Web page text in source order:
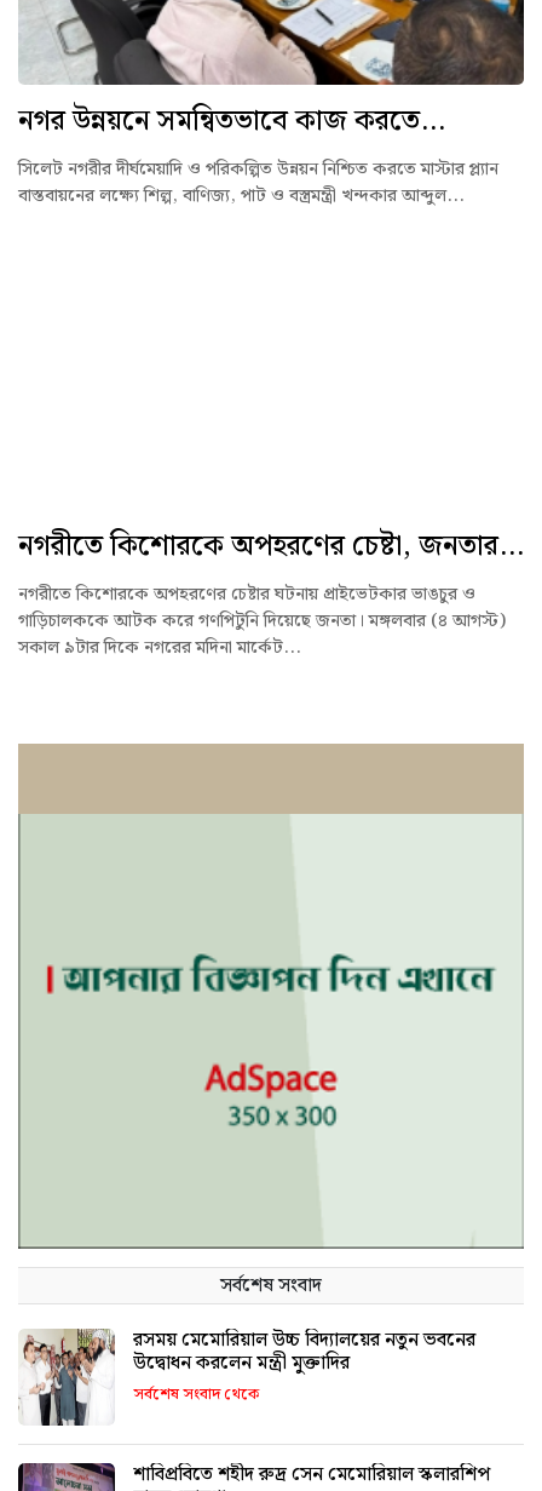
নগর উন্নয়নে সমন্বিতভাবে কাজ করতে...
সিলেট নগরীর দীর্ঘমেয়াদি ও পরিকল্পিত উন্নয়ন নিশ্চিত করতে মাস্টার প্ল্যান
বাস্তবায়নের লক্ষ্যে শিল্প, বাণিজ্য, পাট ও বস্ত্রমন্ত্রী খন্দকার আব্দুল...
নগরীতে কিশোরকে অপহরণের চেষ্টা, জনতার...
নগরীতে কিশোরকে অপহরণের চেষ্টার ঘটনায় প্রাইভেটকার ভাঙচুর ও
গাড়িচালককে আটক করে গণপিটুনি দিয়েছে জনতা। মঙ্গলবার (৪ আগস্ট)
সকাল ৯টার দিকে নগরের মদিনা মার্কেট...
সর্বশেষ সংবাদ
রসময় মেমোরিয়াল উচ্চ বিদ্যালয়ের নতুন ভবনের
উদ্বোধন করলেন মন্ত্রী মুক্তাদির
সর্বশেষ সংবাদ থেকে
শাবিপ্রবিতে শহীদ রুদ্র সেন মেমোরিয়াল স্কলারশিপ